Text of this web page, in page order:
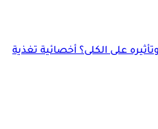
على الكلى؟ أخصائية تغذية